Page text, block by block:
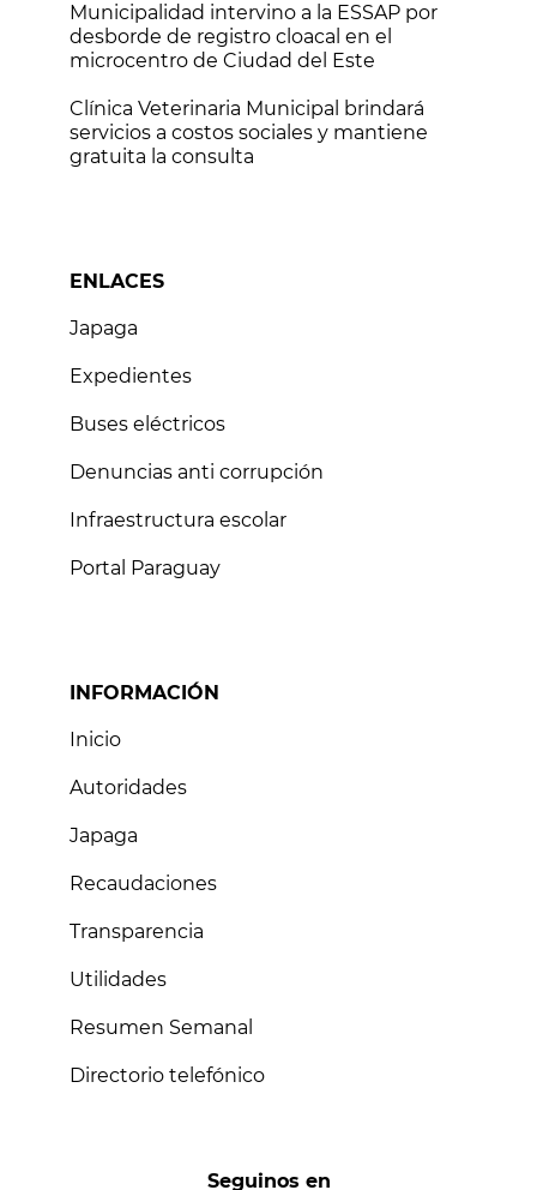
Municipalidad intervino a la ESSAP por
desborde de registro cloacal en el
microcentro de Ciudad del Este
Clínica Veterinaria Municipal brindará
servicios a costos sociales y mantiene
gratuita la consulta
ENLACES
Japaga
Expedientes
Buses eléctricos
Denuncias anti corrupción
Infraestructura escolar
Portal Paraguay
INFORMACIÓN
Inicio
Autoridades
Japaga
Recaudaciones
Transparencia
Utilidades
Resumen Semanal
Directorio telefónico
Seguinos en